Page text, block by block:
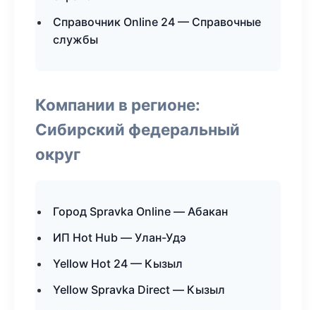
Справочник Online 24 — Справочные
службы
Компании в регионе:
Сибирский федеральный
округ
Город Spravka Online — Абакан
ИП Hot Hub — Улан-Удэ
Yellow Hot 24 — Кызыл
Yellow Spravka Direct — Кызыл